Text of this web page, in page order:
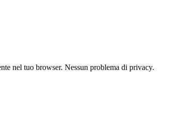
nel tuo browser. Nessun problema di privacy.